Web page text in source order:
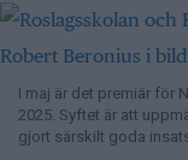
I maj är det premiär för
2025. Syftet är att
gjort särskilt goda